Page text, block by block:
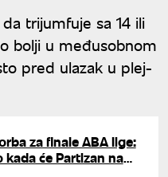
trijumfuje sa 14 ili
bolji u međusobnom
pred ulazak u plej-
za finale ABA lige:
kada će Partizan na